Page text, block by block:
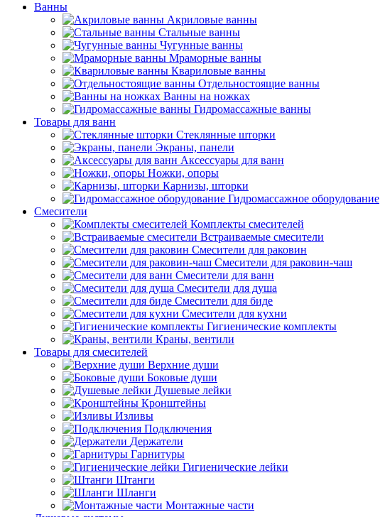
Ванны
Акриловые ванны
Стальные ванны
Чугунные ванны
Мраморные ванны
Квариловые ванны
Отдельностоящие ванны
Ванны на ножках
Гидромассажные ванны
Товары для ванн
Стеклянные шторки
Экраны, панели
Аксессуары для ванн
Ножки, опоры
Карнизы, шторки
Гидромассажное оборудование
Смесители
Комплекты смесителей
Встраиваемые смесители
Смесители для раковин
Смесители для раковин-чаш
Смесители для ванн
Смесители для душа
Смесители для биде
Смесители для кухни
Гигиенические комплекты
Краны, вентили
Товары для смесителей
Верхние души
Боковые души
Душевые лейки
Кронштейны
Изливы
Подключения
Держатели
Гарнитуры
Гигиенические лейки
Штанги
Шланги
Монтажные части